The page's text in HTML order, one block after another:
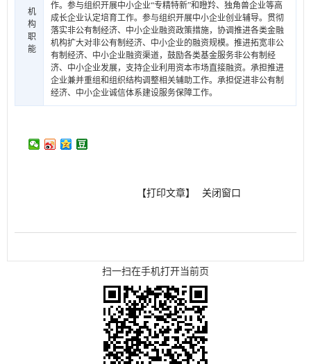
机
构
职
能
作。参与组织开展中小企业“专精特新”和瞪羚、独角兽企业等高
成长企业认定培育工作。参与组织开展中小企业创业辅导。贯彻
落实非公有制经济、中小企业融资政策措施，协调推进各类金融
机构扩大对非公有制经济、中小企业的融资规模。推进拓宽非公
有制经济、中小企业融资渠道，鼓励各类基金服务非公有制经
济、中小企业发展，支持企业利用资本市场直接融资。承担推进
企业兼并重组和组织结构调整相关辅助工作。承担促进非公有制
经济、中小企业诚信体系建设服务保障工作。
【打印文章】 关闭窗口
扫一扫在手机打开当前页